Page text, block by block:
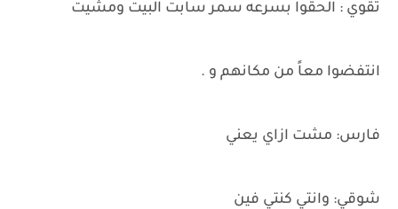
تقوي : الحقوا بسرعه سمر سابت البيت ومشيت
انتفضوا معاً من مكانهم و .
فارس: مشت ازاي يعني
شوقي: وانتي كنتي فين